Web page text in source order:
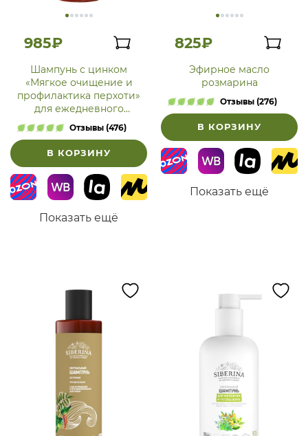
985₽
Шампунь с цинком
«Мягкое очищение и
профилактика перхоти»
для ежедневного
применения
Отзывы (476)
В КОРЗИНУ
Показать ещё
825₽
Эфирное масло
розмарина
Отзывы (276)
В КОРЗИНУ
Показать ещё